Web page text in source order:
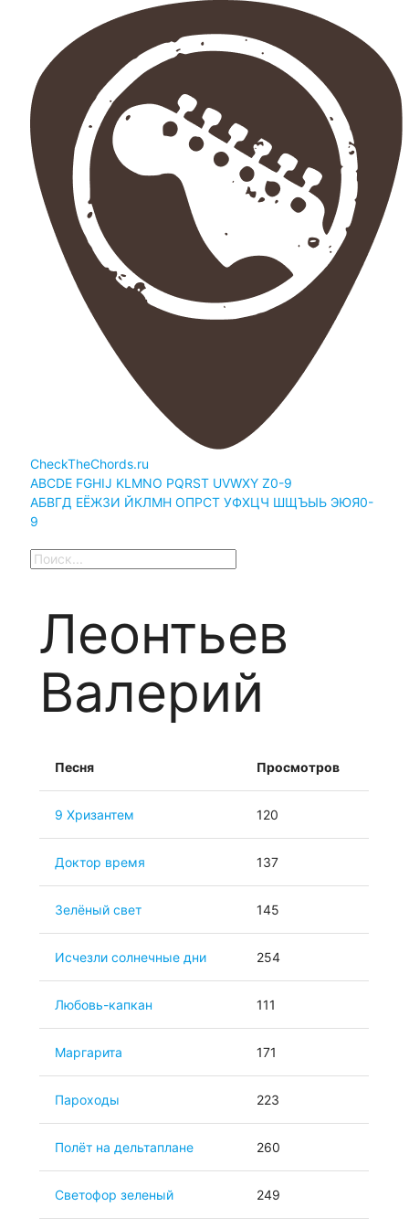
CheckTheChords.ru
ABCDE FGHIJ KL MNO PQRST UVWXY Z0-9
АБВГД ЕЁЖЗИ ЙКЛМН ОПРСТ УФХЦЧ ШЩЪЫЬ ЭЮЯ0-
9
Леонтьев
Валерий
Песня Просмотров
9 Хризантем 120
Доктор время 137
Зелёный свет 145
Исчезли солнечные дни 254
Любовь-капкан 111
Маргарита 171
Пароходы 223
Полёт на дельтаплане 260
Светофор зеленый 249